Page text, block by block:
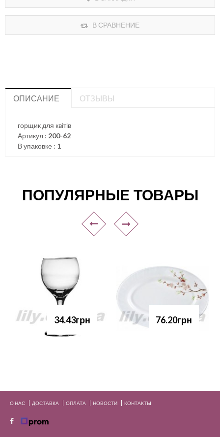
В СРАВНЕНИЕ
ОПИСАНИЕ ОТЗЫВЫ
горщик для квітів
Артикул : 200-62
В упаковке : 1
ПОПУЛЯРНЫЕ ТОВАРЫ
34.43грн 76.20грн
О НАС ДОСТАВКА ОПЛАТА НОВОСТИ КОНТАКТЫ